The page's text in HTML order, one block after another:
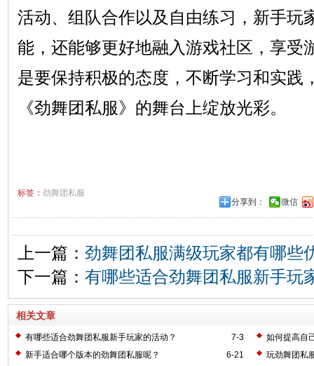
活动、组队合作以及自由练习，新手玩
能，还能够更好地融入游戏社区，享受
是要保持积极的态度，不断学习和实践
《劲舞团私服》的舞台上绽放光彩。
标签： 劲舞团私服
分享到：
微信
上一篇： 劲舞团私服满级玩家都有哪些
下一篇： 有哪些适合劲舞团私服新手玩
相关文章
7-3
有哪些适合劲舞团私服新手玩家的活动？
如何提高自
6-21
新手适合哪个版本的劲舞团私服呢？
玩劲舞团私